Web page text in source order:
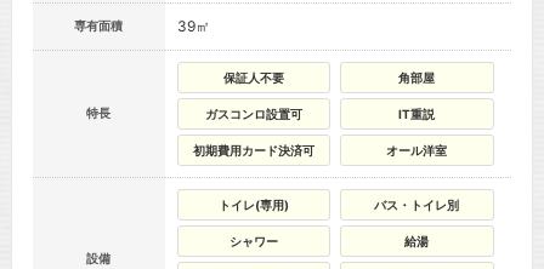
専有面積 39㎡
特長
保証人不要 角部屋
ガスコンロ設置可 IT重説
初期費用カード決済可 オール洋室
設備
トイレ(専用) バス・トイレ別
シャワー 給湯